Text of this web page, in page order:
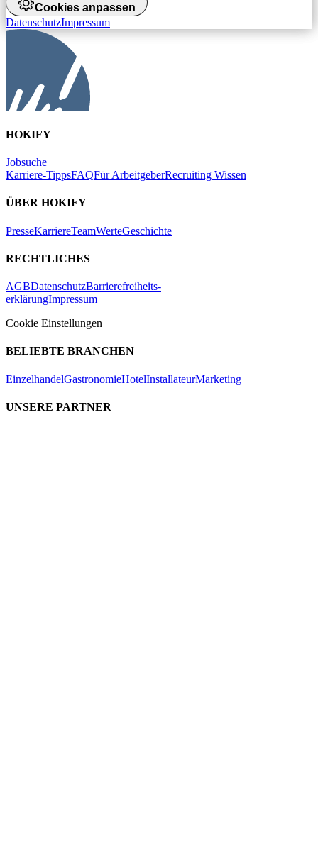
Cookies anpassen
DatenschutzImpressum
HOKIFY
Jobsuche
Karriere-TippsFAQFür ArbeitgeberRecruiting Wissen
ÜBER HOKIFY
PresseKarriereTeamWerteGeschichte
RECHTLICHES
AGBDatenschutzBarrierefreiheits-
erklärungImpressum
Cookie Einstellungen
BELIEBTE BRANCHEN
EinzelhandelGastronomieHotelInstallateurMarketing
UNSERE PARTNER